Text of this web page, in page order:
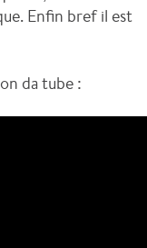
Enfin bref il est
da tube :